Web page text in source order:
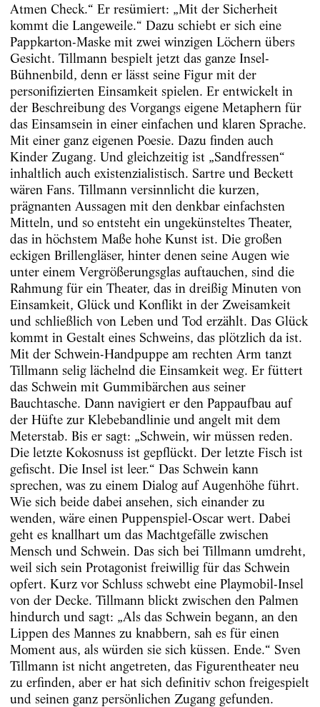
Atmen Check.“ Er resümiert: „Mit der Sicherheit
kommt die Langeweile.“ Dazu schiebt er sich eine
Pappkarton-Maske mit zwei winzigen Löchern übers
Gesicht. Tillmann bespielt jetzt das ganze Insel-
Bühnenbild, denn er lässt seine Figur mit der
personifizierten Einsamkeit spielen. Er entwickelt in
der Beschreibung des Vorgangs eigene Metaphern für
das Einsamsein in einer einfachen und klaren Sprache.
Mit einer ganz eigenen Poesie. Dazu finden auch
Kinder Zugang. Und gleichzeitig ist „Sandfressen“
inhaltlich auch existen­zialistisch. Sartre und Beckett
wären Fans. Tillmann versinnlicht die kurzen,
prägnanten Aussagen mit den denkbar einfachsten
Mitteln, und so entsteht ein ungekünsteltes Theater,
das in höchstem Maße hohe Kunst ist. Die großen
eckigen Brillengläser, hinter denen seine Augen wie
unter einem Vergrößerungsglas auftauchen, sind die
Rahmung für ein Theater, das in dreißig Minuten von
Einsamkeit, Glück und Konflikt in der Zweisamkeit
und schließlich von Leben und Tod erzählt. Das Glück
kommt in Gestalt eines Schweins, das plötzlich da ist.
Mit der Schwein-Handpuppe am rechten Arm tanzt
Tillmann selig lächelnd die Einsamkeit weg. Er füttert
das Schwein mit Gummibärchen aus seiner
Bauchtasche. Dann navigiert er den Pappaufbau auf
der Hüfte zur Klebebandlinie und angelt mit dem
Meterstab. Bis er sagt: „Schwein, wir müssen reden.
Die letzte Kokosnuss ist gepflückt. Der letzte Fisch ist
gefischt. Die Insel ist leer.“ Das Schwein kann
sprechen, was zu einem Dialog auf Augenhöhe führt.
Wie sich beide dabei ansehen, sich einander zu
wenden, wäre einen Puppenspiel-Oscar wert. Dabei
geht es knallhart um das Machtgefälle zwischen
Mensch und Schwein. Das sich bei Tillmann umdreht,
weil sich sein Protagonist freiwillig für das Schwein
opfert. Kurz vor Schluss schwebt eine Playmobil-Insel
von der Decke. Tillmann blickt zwischen den Palmen
hindurch und sagt: „Als das Schwein begann, an den
Lippen des Mannes zu knabbern, sah es für einen
Moment aus, als würden sie sich küssen. Ende.“ Sven
Tillmann ist nicht angetreten, das Figurentheater neu
zu erfinden, aber er hat sich definitiv schon freigespielt
und seinen ganz persönlichen Zugang gefunden.